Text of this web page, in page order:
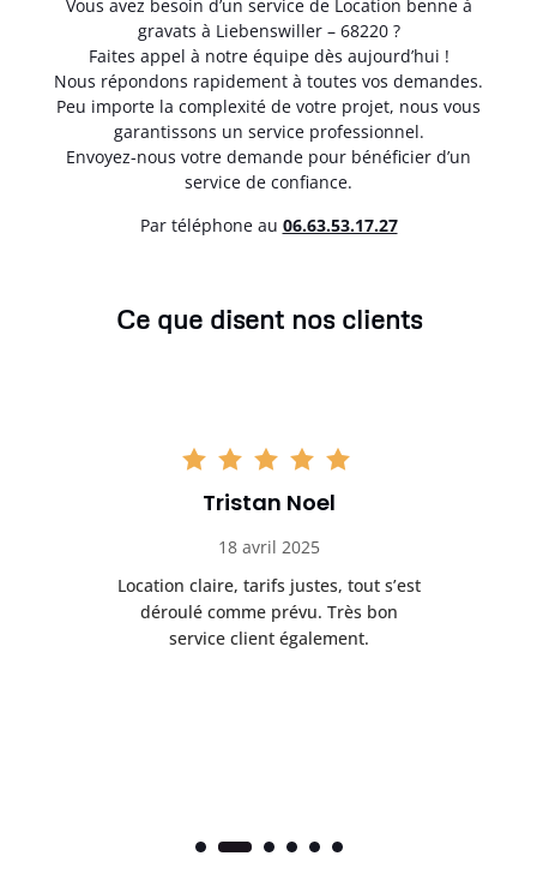
Vous avez besoin d’un service de Location benne à
gravats à Liebenswiller – 68220 ?
Faites appel à notre équipe dès aujourd’hui !
Nous répondons rapidement à toutes vos demandes.
Peu importe la complexité de votre projet, nous vous
garantissons un service professionnel.
Envoyez-nous votre demande pour bénéficier d’un
service de confiance.
Par téléphone au 06.63.53.17.27
Ce que disent nos clients
Tristan Noel
18 avril 2025
Location claire, tarifs justes, tout s’est
déroulé comme prévu. Très bon
service client également.